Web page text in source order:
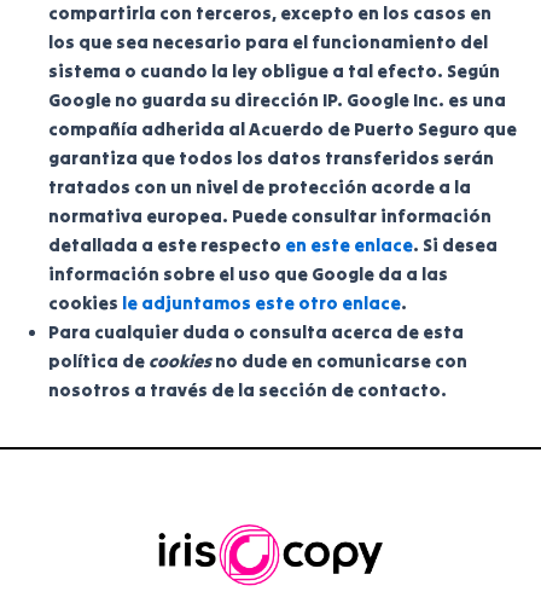
compartirla con terceros, excepto en los casos en
los que sea necesario para el funcionamiento del
sistema o cuando la ley obligue a tal efecto. Según
Google no guarda su dirección IP. Google Inc. es una
compañía adherida al Acuerdo de Puerto Seguro que
garantiza que todos los datos transferidos serán
tratados con un nivel de protección acorde a la
normativa europea. Puede consultar información
detallada a este respecto en este enlace. Si desea
información sobre el uso que Google da a las
cookies le adjuntamos este otro enlace.
Para cualquier duda o consulta acerca de esta
política de cookiesno dude en comunicarse con
nosotros a través de la sección de contacto.